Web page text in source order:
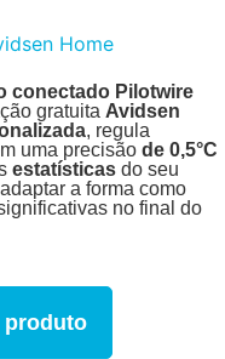
Home
conectado Pilotwire
gratuita Avidsen
, regula
uma precisão de 0,5°C
estatísticas do seu
a forma como
no final do
produto